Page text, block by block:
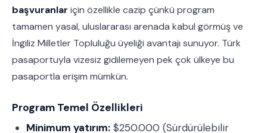
başvuranlar için özellikle cazip çünkü program
tamamen yasal, uluslararası arenada kabul görmüş ve
İngiliz Milletler Topluluğu üyeliği avantajı sunuyor. Türk
pasaportuyla vizesiz gidilemeyen pek çok ülkeye bu
pasaportla erişim mümkün.
Program Temel Özellikleri
Minimum yatırım: $250.000 (Sürdürülebilir